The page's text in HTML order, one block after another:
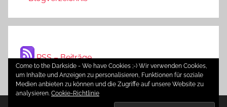
RSS – Beiträge
Come to the Darkside - We have Cookies ;-) Wir verwenden Cookies,
um Inhalte und Anzeigen zu personalisieren, Funktionen für soziale
Medien anbieten zu können und die Zugriffe auf unsere Website zu
analysieren. Cookie-Richtlinie